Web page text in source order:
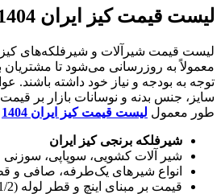
لیست قیمت کیز ایران 1404
معمولاً به روزرسانی می‌شود تا مشتریان
توجه به بودجه و نیاز خود داشته باشند.
سایز، جنس بدنه و نوسانات بازار بر
طور معمول لیست قیمت کیز ایران 1404
شیرفلکه برنجی کیز ایران
شیر آلات کشویی، سوپاپی، سوزنی
انواع شیرهای یک‌طرفه، صافی و
قیمت بر مبنای اینچ و قطر لوله (1/2، 3/4، 1، 2 اینچ و …)